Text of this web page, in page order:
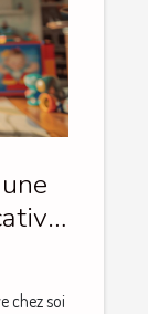
chez soi